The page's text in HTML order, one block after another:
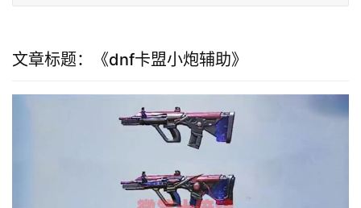
文章标题：《dnf卡盟小炮辅助》